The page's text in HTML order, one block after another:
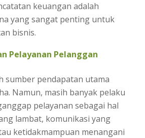
keuangan adalah
yang sangat penting untuk
bisnis.
Pelayanan Pelanggan
sumber pendapatan utama
Namun, masih banyak pelaku
pelayanan sebagai hal
lambat, komunikasi yang
ketidakmampuan menangani